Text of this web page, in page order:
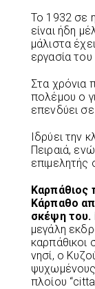
Το 1932 σε
είναι ήδη
μάλιστα
εργασία του
Στα χρόνια
πολέμου ο
επενδύει
Ιδρύει την
Πειραιά,
επιμελητής
Καρπάθιος
Κάρπαθο
σκέψη του.
μεγάλη
καρπάθικοι
νησί, ο
ψυχωμένους
πλοίου “citta